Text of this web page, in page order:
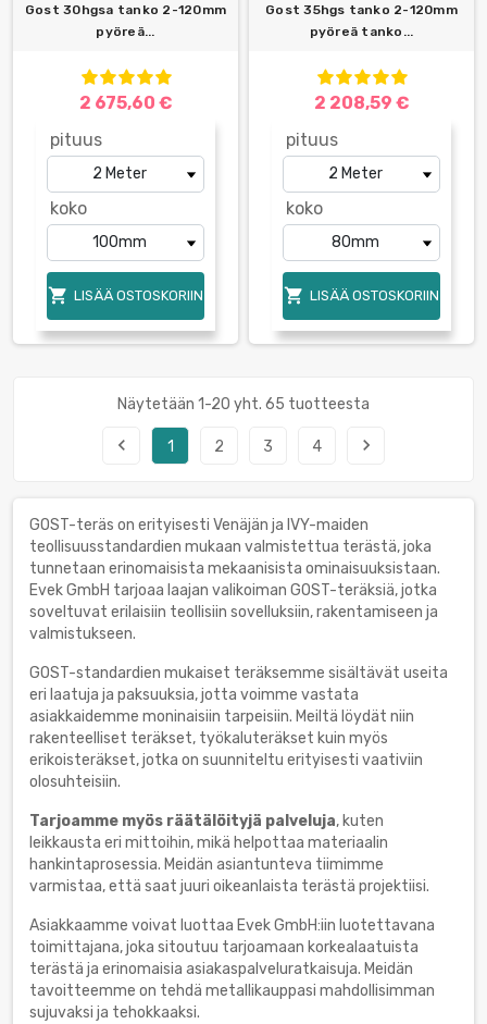
Gost 30hgsa tanko 2-120mm
pyöreä...
2 675,60 €
pituus
koko
 LISÄÄ OSTOSKORIIN
Gost 35hgs tanko 2-120mm
pyöreä tanko...
2 208,59 €
pituus
koko
 LISÄÄ OSTOSKORIIN
Näytetään 1-20 yht. 65 tuotteesta
navigate_before 1 2 3 4 navigate_next
GOST-teräs on erityisesti Venäjän ja IVY-maiden
teollisuusstandardien mukaan valmistettua terästä, joka
tunnetaan erinomaisista mekaanisista ominaisuuksistaan.
Evek GmbH tarjoaa laajan valikoiman GOST-teräksiä, jotka
soveltuvat erilaisiin teollisiin sovelluksiin, rakentamiseen ja
valmistukseen.
GOST-standardien mukaiset teräksemme sisältävät useita
eri laatuja ja paksuuksia, jotta voimme vastata
asiakkaidemme moninaisiin tarpeisiin. Meiltä löydät niin
rakenteelliset teräkset, työkaluteräkset kuin myös
erikoisteräkset, jotka on suunniteltu erityisesti vaativiin
olosuhteisiin.
Tarjoamme myös räätälöityjä palveluja, kuten
leikkausta eri mittoihin, mikä helpottaa materiaalin
hankintaprosessia. Meidän asiantunteva tiimimme
varmistaa, että saat juuri oikeanlaista terästä projektiisi.
Asiakkaamme voivat luottaa Evek GmbH:iin luotettavana
toimittajana, joka sitoutuu tarjoamaan korkealaatuista
terästä ja erinomaisia asiakaspalveluratkaisuja. Meidän
tavoitteemme on tehdä metallikauppasi mahdollisimman
sujuvaksi ja tehokkaaksi.